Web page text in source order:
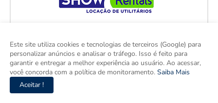
Este site utiliza cookies e tecnologias de terceiros (Google) para
personalizar anúncios e analisar o tráfego. Isso é feito para
garantir e entregar a melhor experiência ao usuário. Ao acessar,
você concorda com a política de monitoramento. Saiba Mais
Aceitar !